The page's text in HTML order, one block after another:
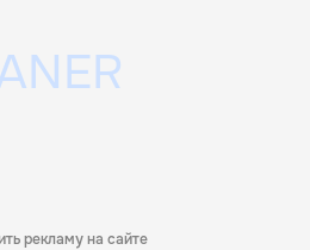
рекламу на сайте